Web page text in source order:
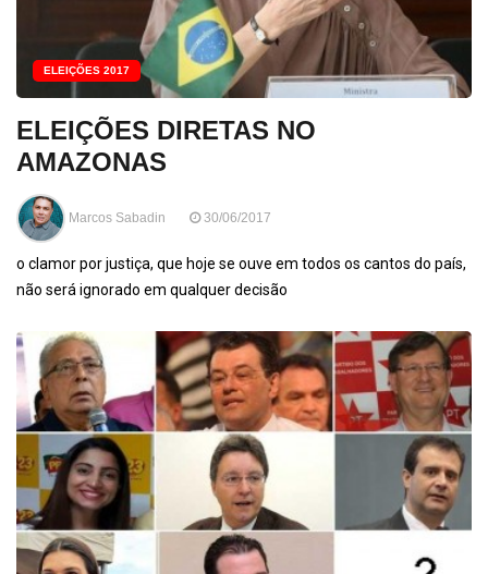
ELEIÇÕES 2017
ELEIÇÕES DIRETAS NO
AMAZONAS
Marcos Sabadin 30/06/2017
o clamor por justiça, que hoje se ouve em todos os cantos do país,
não será ignorado em qualquer decisão